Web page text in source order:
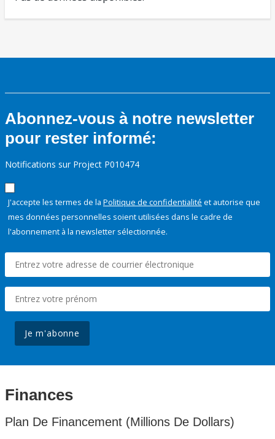
Abonnez-vous à notre newsletter
pour rester informé:
Notifications sur Project P010474
J'accepte les termes de la Politique de confidentialité et autorise que
mes données personnelles soient utilisées dans le cadre de
l'abonnement à la newsletter sélectionnée.
Je m'abonne
Finances
Plan De Financement (Millions De Dollars)